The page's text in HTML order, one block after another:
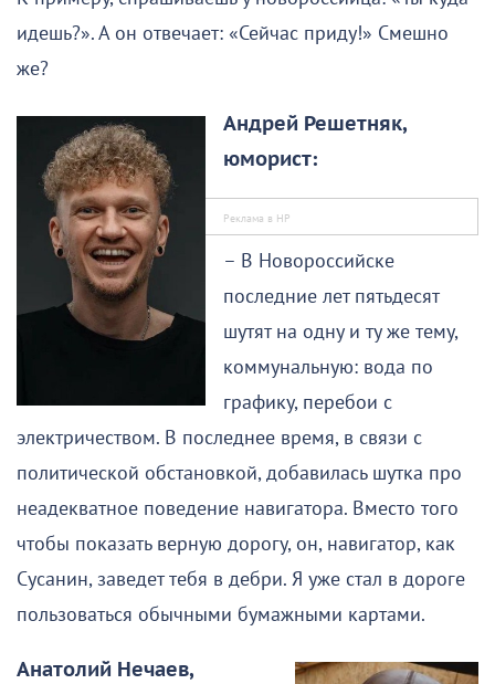
идешь?». А он отвечает: «Сейчас приду!» Смешно
же?
Андрей Решетняк,
юморист:
– В Новороссийске
последние лет пятьдесят
шутят на одну и ту же тему,
коммунальную: вода по
графику, перебои с
электричеством. В последнее время, в связи с
политической обстановкой, добавилась шутка про
неадекватное поведение навигатора. Вместо того
чтобы показать верную дорогу, он, навигатор, как
Сусанин, заведет тебя в дебри. Я уже стал в дороге
пользоваться обычными бумажными картами.
Анатолий Нечаев,